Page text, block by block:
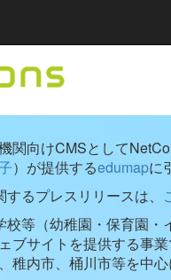
関向けCMSとして
）が提供するedumapに
るプレスリリースは、
校等（幼稚園・保育園
ブサイトを提供する事
稚内市、桶川市等を中